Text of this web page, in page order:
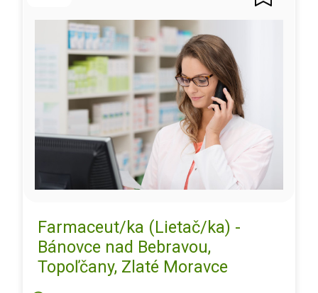
Farmaceut/ka (Lietač/ka) -
Bánovce nad Bebravou,
Topoľčany, Zlaté Moravce